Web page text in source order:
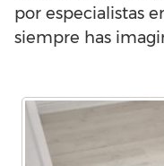
por especialistas
siempre has